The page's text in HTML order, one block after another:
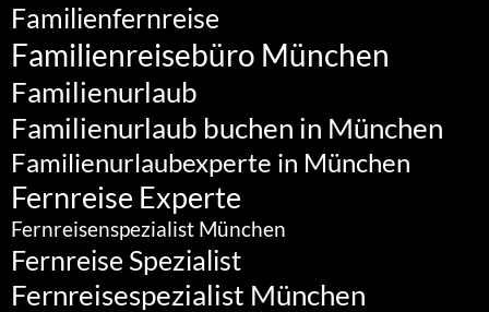
Familienfernreise
Familienreisebüro München
Familienurlaub
Familienurlaub buchen in München
Familienurlaubexperte in München
Fernreise Experte
Fernreisenspezialist München
Fernreise Spezialist
Fernreisespezialist München